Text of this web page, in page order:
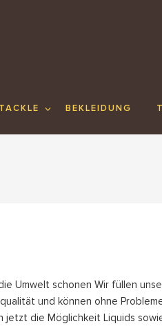
BEKLEIDUNG
Umwelt schonen Wir füllen
und können ohne
die Möglichkeit Liquids